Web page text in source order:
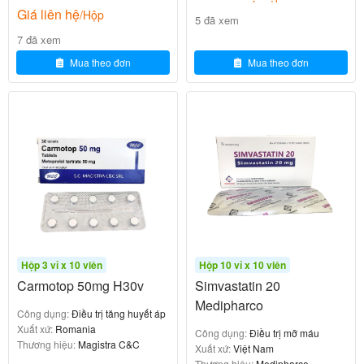
Cách dùng
Concor Cor nên sử dụng vào buổi sáng, kèm hay
không kèm thức ăn. Nuốt nguyên viên thuốc với
nước, không được nhai.
Không dùng thuốc Concor Cor 2.5mg
trong trường hợp sau
Coveram 5mg/5mg
Không dùng Concor Cor cho các trường hợp sau:
Suy tim cấp hoặc các giai đoạn suy tim mất bù cần
tiêm truyền tĩnh mạch các thuốc gây co cơ tim.
Giá liên hệ/Hộp
7 đã xem
Mua theo đơn
5 đã xem
Mua theo đơn
Hộp 3 vỉ x 10 viên
Carmotop 50mg H30v
Công dụng:Điều trị tăng huyết áp
Xuất xứ: Romania
Thương hiệu:Magistra C&C
Hộp 10 vỉ x 10 viên
Simvastatin 20
Medipharco
Công dụng:Điều trị mỡ máu
Xuất xứ:Việt Nam